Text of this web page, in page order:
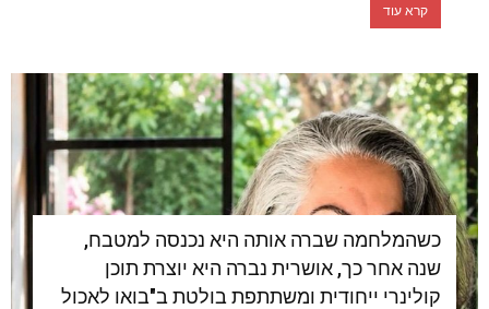
קרא עוד
כשהמלחמה שברה אותה היא נכנסה למטבח,
שנה אחר כך, אושרית נברה היא יוצרת תוכן
קולינרי ייחודית ומשתתפת בולטת ב"בואו לאכול